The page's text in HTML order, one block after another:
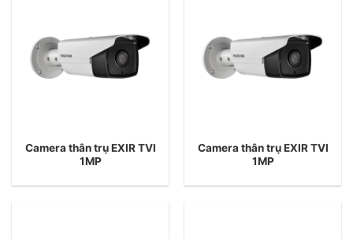
Camera thân trụ EXIR TVI
1MP
Camera thân trụ EXIR TVI
1MP